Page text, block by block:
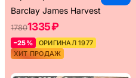
Barclay James Harvest
17801335 ₽
–25%
ОРИГИНАЛ 1977
ХИТ ПРОДАЖ